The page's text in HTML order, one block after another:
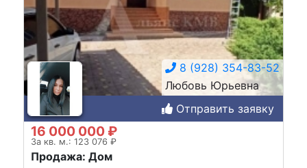
8 (928) 354-83-52
Любовь Юрьевна
Отправить заявку
16 000 000 ₽
За кв. м.: 123 076 ₽
Продажа: Дом